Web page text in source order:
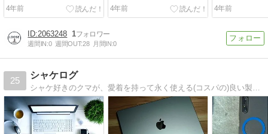
4年前 4年前 4年前
2063248 1
週間IN:0 週間OUT:28 月間IN:0
25
シャケログ
シャケ好きのクマが、愛着を持って永く使える(コスパの)良い製品を紹介して生活を豊かにしてくためのサイトです主にガジェットを中心にカメラ・PC関係を中心にレビューしていきます